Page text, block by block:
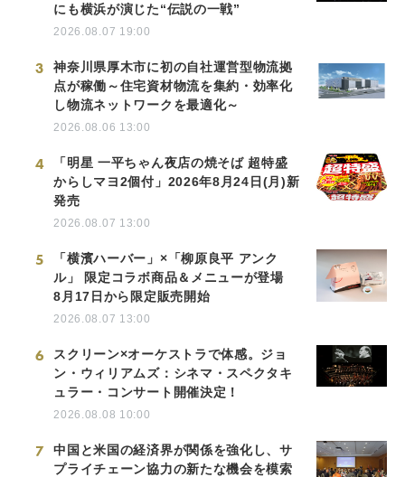
にも横浜が演じた“伝説の一戦”
2026.08.07 19:00
3
神奈川県厚木市に初の自社運営型物流拠
点が稼働～住宅資材物流を集約・効率化
し物流ネットワークを最適化～
2026.08.06 13:00
4
「明星 一平ちゃん夜店の焼そば 超特盛
からしマヨ2個付」2026年8月24日(月)新
発売
2026.08.07 13:00
5
「横濱ハーバー」×「柳原良平 アンク
ル」 限定コラボ商品＆メニューが登場
8月17日から限定販売開始
2026.08.07 13:00
6
スクリーン×オーケストラで体感。ジョ
ン・ウィリアムズ：シネマ・スペクタキ
ュラー・コンサート開催決定！
2026.08.08 10:00
7
中国と米国の経済界が関係を強化し、サ
プライチェーン協力の新たな機会を模索